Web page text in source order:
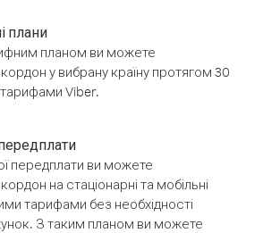
плани
планом ви можете
у вибрану країну протягом 30
Viber.
передплати ви можете
на стаціонарні та мобільні
тарифами без необхідності
З таким планом ви можете